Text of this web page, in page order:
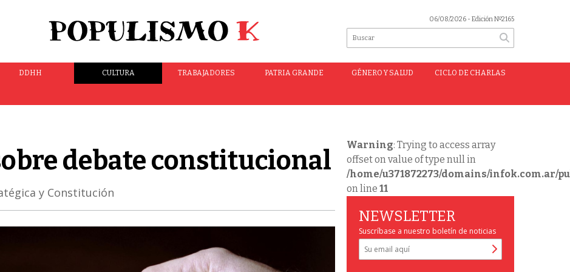
06/08/2026 - Edición Nº2165
DDHH CULTURA TRABAJADORES PATRIA GRANDE GÉNERO Y SALUD CICLO DE CHARLAS
debate constitucional
y Constitución
Warning: Trying to access array
offset on value of type null in
/home/u371872273/domains/
on line11
NEWSLETTER
Suscríbase a nuestro boletín de noticias